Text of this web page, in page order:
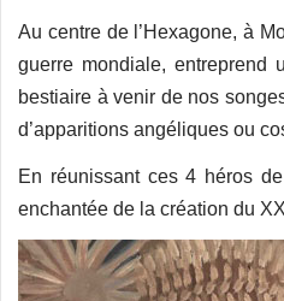
Au centre de l’Hexagone, à
guerre mondiale, entreprend
bestiaire à venir de nos
d’apparitions angéliques ou
En réunissant ces 4 héros
enchantée de la création du